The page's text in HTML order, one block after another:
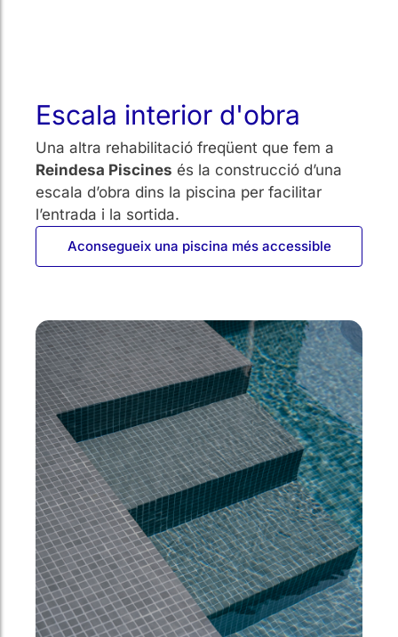
Escala interior d'obra
Una altra rehabilitació freqüent que fem a
Reindesa Piscines és la construcció d’una
escala d’obra dins la piscina per facilitar
l’entrada i la sortida.
Aconsegueix una piscina més accessible